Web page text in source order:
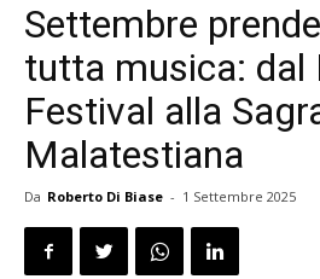
Settembre
tutta musica: dal
Festival alla
Malatestiana
Da Roberto Di Biase - 1 Settembre 2025